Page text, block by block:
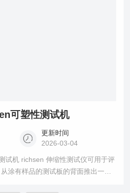
可塑性测试机
更新时间
2026-03-04
试机 richsen 伸缩性测试仪可用于评
涂有样品的测试板的背面推出一个